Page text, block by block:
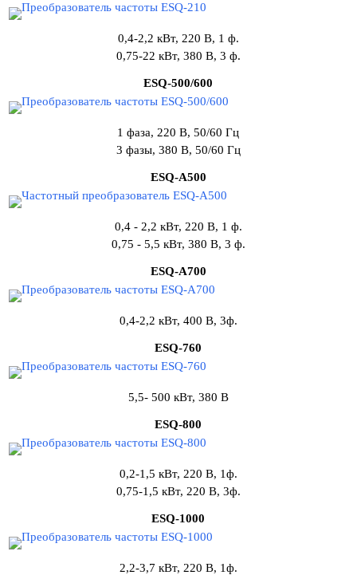
0,4-2,2 кВт, 220 В, 1 ф.
0,75-22 кВт, 380 В, 3 ф.
ESQ-500/600
1 фаза, 220 В, 50/60 Гц
3 фазы, 380 В, 50/60 Гц
ESQ-A500
0,4 - 2,2 кВт, 220 В, 1 ф.
0,75 - 5,5 кВт, 380 В, 3 ф.
ESQ-A700
0,4-2,2 кВт, 400 В, 3ф.
ESQ-760
5,5- 500 кВт, 380 В
ESQ-800
0,2-1,5 кВт, 220 В, 1ф.
0,75-1,5 кВт, 220 В, 3ф.
ESQ-1000
2,2-3,7 кВт, 220 В, 1ф.